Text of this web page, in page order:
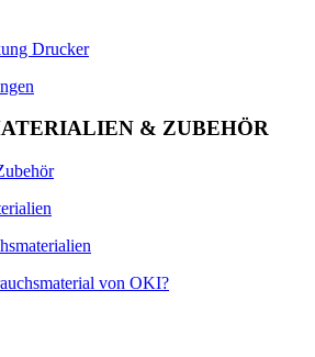
Drucker
& ZUBEHÖR
von OKI?